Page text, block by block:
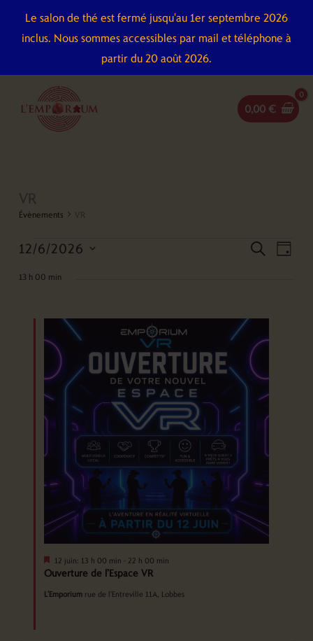
Le salon de thé est fermé jusqu'au 1er septembre 2026
inclus. Nous sommes accessibles par mail et téléphone à
partir du 20 août 2026.
contenu
0,00 €
VR
Évènements VR
Évènements
for
juin
2026
Recherche
vues
Évènements
jour
12/6/2026
13 h 00 min
Ouverture de l’Espace VR
Mis
en
12 juin: 13 h 00 min - 22 h 00 min
L'Emporium rue de l'Entreville 11A, Lobbes